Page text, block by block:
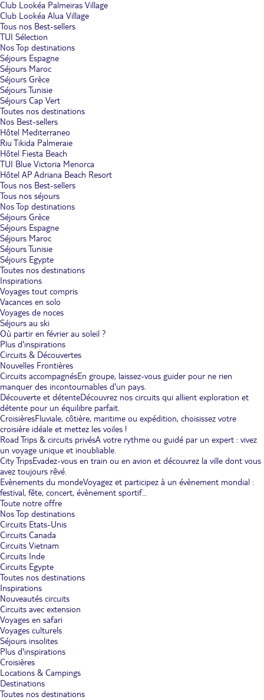
Club Lookéa Palmeiras Village
Club Lookéa Alua Village
Tous nos Best-sellers
TUI Sélection
Nos Top destinations
Séjours Espagne
Séjours Maroc
Séjours Grèce
Séjours Tunisie
Séjours Cap Vert
Toutes nos destinations
Nos Best-sellers
Hôtel Mediterraneo
Riu Tikida Palmeraie
Hôtel Fiesta Beach
TUI Blue Victoria Menorca
Hôtel AP Adriana Beach Resort
Tous nos Best-sellers
Tous nos séjours
Nos Top destinations
Séjours Grèce
Séjours Espagne
Séjours Maroc
Séjours Tunisie
Séjours Egypte
Toutes nos destinations
Inspirations
Voyages tout compris
Vacances en solo
Voyages de noces
Séjours au ski
Où partir en février au soleil ?
Plus d'inspirations
Circuits & Découvertes
Nouvelles Frontières
Circuits accompagnésEn groupe, laissez-vous guider pour ne rien
manquer des incontournables d'un pays.
Découverte et détenteDécouvrez nos circuits qui allient exploration et
détente pour un équilibre parfait.
CroisièresFluviale, côtière, maritime ou expédition, choisissez votre
croisière idéale et mettez les voiles !
Road Trips & circuits privésA votre rythme ou guidé par un expert : vivez
un voyage unique et inoubliable.
City TripsEvadez-vous en train ou en avion et découvrez la ville dont vous
avez toujours rêvé.
Evènements du mondeVoyagez et participez à un évènement mondial :
festival, fête, concert, évènement sportif...
Toute notre offre
Nos Top destinations
Circuits Etats-Unis
Circuits Canada
Circuits Vietnam
Circuits Inde
Circuits Egypte
Toutes nos destinations
Inspirations
Nouveautés circuits
Circuits avec extension
Voyages en safari
Voyages culturels
Séjours insolites
Plus d'inspirations
Croisières
Locations & Campings
Destinations
Toutes nos destinations